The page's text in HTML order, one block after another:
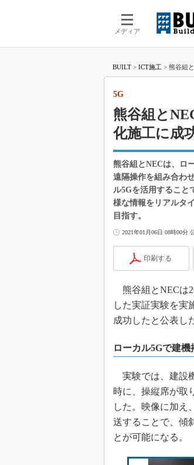
メディア
BUILT > ICT施工 > 熊谷組
熊谷組と
化施工に成
5G
熊谷組とNECは、ロ
遠隔操作を組み合わ
ル5Gを活用すること
様な情報をリアルタ
目指す。
2021年01月06日 08時00分
印刷する
熊谷組とNECは
した実証実験を実
成功したと公表し
ローカル5Gで建
実験では、建設
時に、操縦席が取
した。映像に加え
送することで、傾
とが可能になる。